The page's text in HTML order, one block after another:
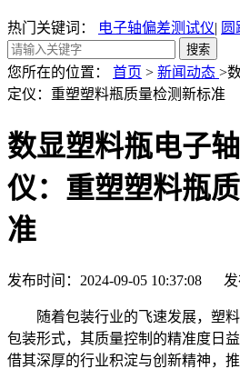
热门关键词： 电子轴偏差测试仪|
您所在的位置： 首页 > 新闻动态 >
定仪：重塑塑料瓶质量检测新标准
数显塑料瓶电子
仪：重塑塑料瓶
准
发布时间：2024-09-05 10:37:08 发
随着包装行业的飞速发展，塑料
包装形式，其质量控制的精准度日
借其深厚的行业积淀与创新精神，